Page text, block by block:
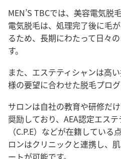
MEN’S TBCでは、美容電気脱
電気脱毛は、処理完了後に毛
るため、長期にわたって日々
す。
また、エステティシャンは高
様の要望に合わせた脱毛プロ
サロンは自社の教育や研修だ
奨励しており、AEA認定エス
（C.P.E）などが在籍している
ロンはクリニックと連携し、
ートが可能です。